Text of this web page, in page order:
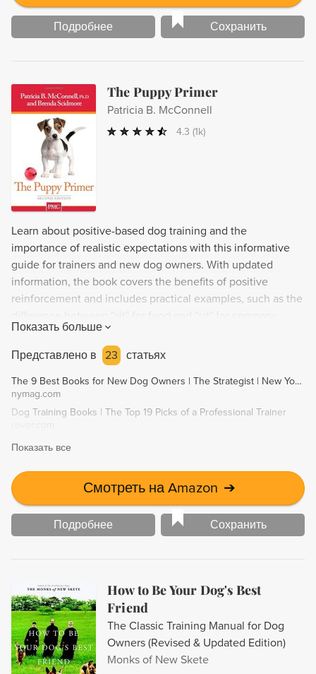
Подробнее Сохранить
The Puppy Primer
Patricia B. McConnell
4.3 (1k)
Learn about positive-based dog training and the
importance of realistic expectations with this informative
guide for trainers and new dog owners. With updated
information, the book covers the benefits of positive
reinforcement and includes practical examples, such as the
Despite being twice as long as the original, the book
remains easy to read, user-friendly, and affordable. Ideal for
positive-based training classes or solo dog owners.
Показать больше
Представлено в
23 статьях
The 9 Best Books for New Dog Owners | The Strategist | New York Magazine
nymag.com
Dog Training Books | The Top 19 Picks of a Professional Trainer
Показать все
Смотреть на Amazon ➔
Подробнее Сохранить
How to Be Your Dog's Best
Friend
The Classic Training Manual for Dog
Owners (Revised & Updated Edition)
Monks of New Skete